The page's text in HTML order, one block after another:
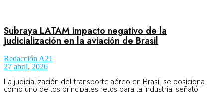
Organismos
Aeroespacial
Subraya LATAM impacto negativo de la
judicialización en la aviación de Brasil
Redacción A21
27 abril, 2026
La judicialización del transporte aéreo en Brasil se posiciona
como uno de los principales retos para la industria, señaló